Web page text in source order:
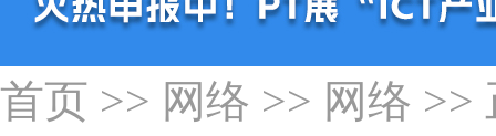
首页 >> 网络 >> 网络 >>